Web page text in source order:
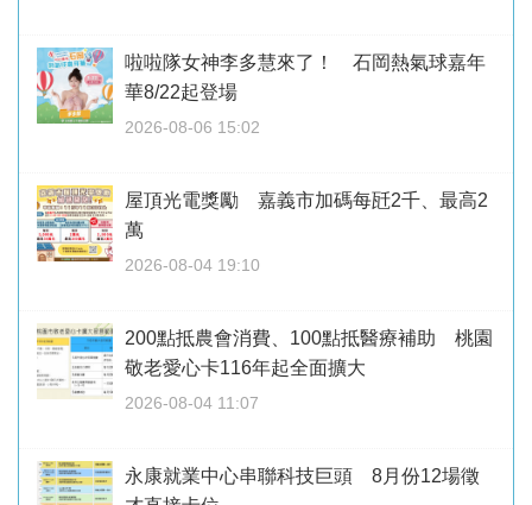
啦啦隊女神李多慧來了！ 石岡熱氣球嘉年
華8/22起登場
2026-08-06 15:02
屋頂光電獎勵 嘉義市加碼每瓩2千、最高2
萬
2026-08-04 19:10
200點抵農會消費、100點抵醫療補助 桃園
敬老愛心卡116年起全面擴大
2026-08-04 11:07
永康就業中心串聯科技巨頭 8月份12場徵